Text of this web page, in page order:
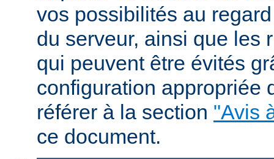
vos possibilités au
du serveur, ainsi que les
qui peuvent être évités
configuration appropriée
référer à la section "Avis
ce document.